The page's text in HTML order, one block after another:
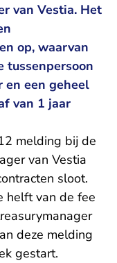
van Vestia. Het
op, waarvan
tussenpersoon
en een geheel
van 1 jaar
melding bij de
van Vestia
sloot.
helft van de fee
deze melding
gestart.